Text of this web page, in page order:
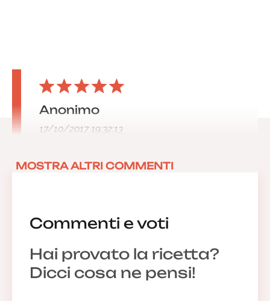
Commenti e voti
Hai provato la ricetta?
Dicci cosa ne pensi!
Anonimo
17/10/2017 19:32:13
MOSTRA ALTRI COMMENTI